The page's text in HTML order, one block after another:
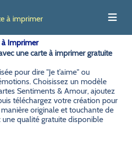
à imprimer
Imprimer
une carte à imprimer gratuite
pour dire "Je t’aime" ou
Choisissez un modèle
Sentiments & Amour, ajoutez
téléchargez votre création pour
originale et touchante de
qualité gratuite disponible